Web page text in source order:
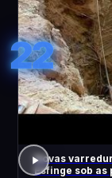
22
Novas
Esfinge sob as